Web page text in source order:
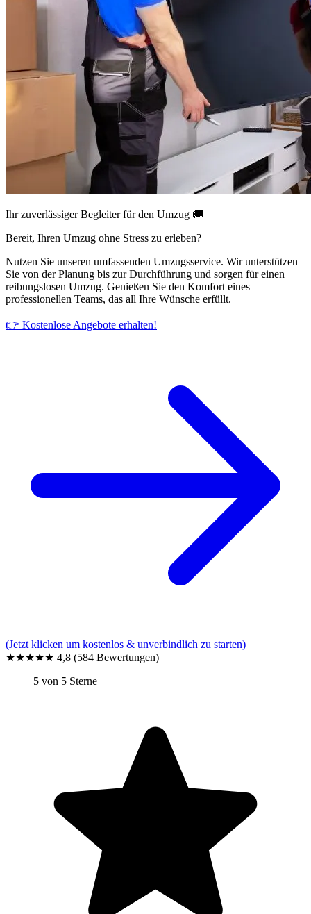
Ihr zuverlässiger Begleiter für den Umzug 🚚
Bereit, Ihren Umzug ohne Stress zu erleben?
Nutzen Sie unseren umfassenden Umzugsservice. Wir unterstützen
Sie von der Planung bis zur Durchführung und sorgen für einen
reibungslosen Umzug. Genießen Sie den Komfort eines
professionellen Teams, das all Ihre Wünsche erfüllt.
👉 Kostenlose Angebote erhalten!
(Jetzt klicken um kostenlos & unverbindlich zu starten)
★★★★★ 4,8 (584 Bewertungen)
5 von 5 Sterne